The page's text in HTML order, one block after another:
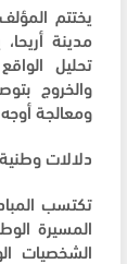
يختتم
مدينة
تحليل
والخروج
ومعالجة
دلالات
تكتسب
المسيرة
الشخصيات